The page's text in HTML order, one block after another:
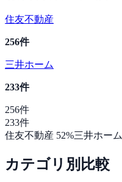
住友不動産
256件
三井ホーム
233件
256件
233件
住友不動産 52%三井ホーム
カテゴリ別比較